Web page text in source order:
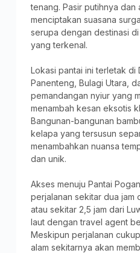
tenang. Pasir putihnya dan
menciptakan suasana
serupa dengan destinasi
yang terkenal.
Lokasi pantai ini terletak di
Panenteng, Bulagi Utara,
pemandangan nyiur yang
menambah kesan eksotis
Bangunan-bangunan
kelapa yang tersusun
menambahkan nuansa
dan unik.
Akses menuju Pantai
perjalanan sekitar dua jam
atau sekitar 2,5 jam dari
laut dengan travel agent
Meskipun perjalanan
alam sekitarnya akan